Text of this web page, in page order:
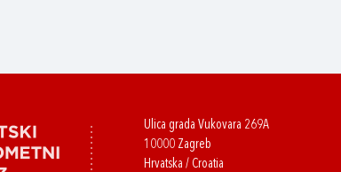
Ulica grada Vukovara 269A
10000 Zagreb
Hrvatska / Croatia